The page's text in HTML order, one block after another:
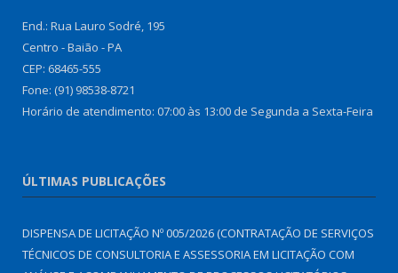
End.: Rua Lauro Sodré, 195
Centro - Baião - PA
CEP: 68465-555
Fone: (91) 98538-8721
Horário de atendimento: 07:00 às 13:00 de Segunda a Sexta-Feira
ÚLTIMAS PUBLICAÇÕES
DISPENSA DE LICITAÇÃO Nº 005/2026 (CONTRATAÇÃO DE SERVIÇOS
TÉCNICOS DE CONSULTORIA E ASSESSORIA EM LICITAÇÃO COM